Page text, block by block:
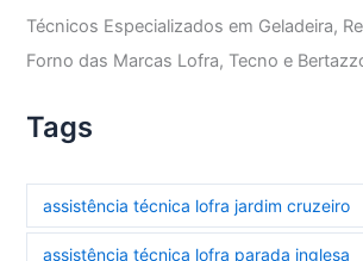
Técnicos Especializados em Geladeira,
Forno das Marcas Lofra, Tecno e
Tags
assistência técnica lofra jardim cruzeiro
assistência técnica lofra parada inglesa